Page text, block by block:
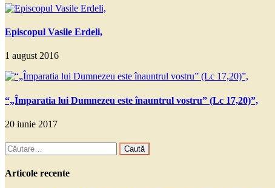
Episcopul Vasile Erdeli,
1 august 2016
“„Împaratia lui Dumnezeu este înauntrul vostru” (Lc 17,20)”,
20 iunie 2017
Caută
după:
Articole recente